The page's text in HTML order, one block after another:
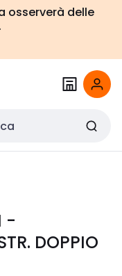
osserverà delle
-
DOPPIO